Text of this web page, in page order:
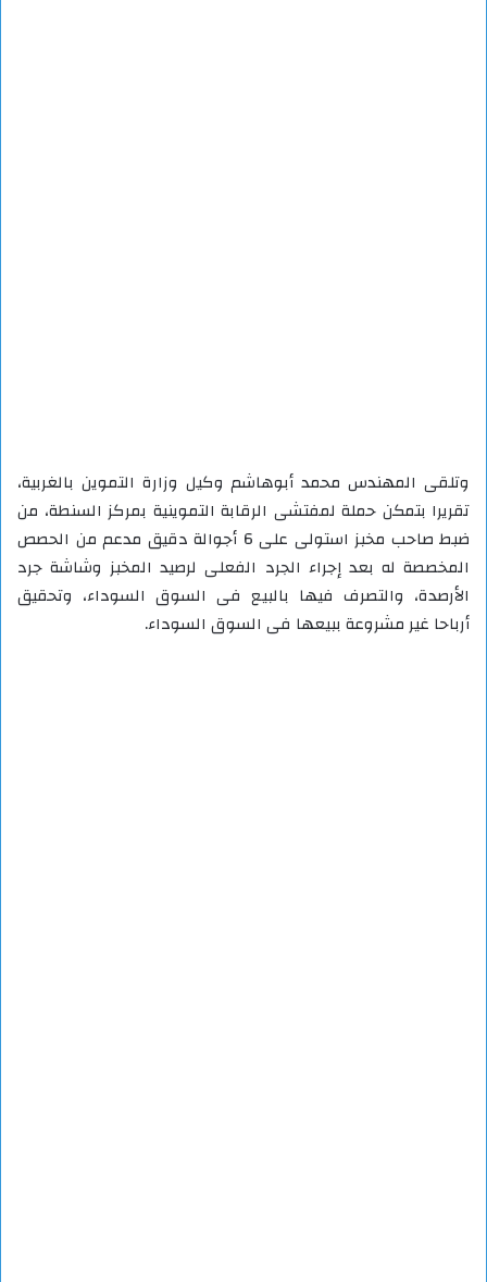
وتلقى المهندس محمد أبوهاشم وكيل وزارة التموين بالغربية،
تقريرا بتمكن حملة لمفتشى الرقابة التموينية بمركز السنطة، من
ضبط صاحب مخبز استولى على 6 أجوالة دقيق مدعم من الحصص
المخصصة له بعد إجراء الجرد الفعلى لرصيد المخبز وشاشة جرد
الأرصدة، والتصرف فيها بالبيع فى السوق السوداء، وتحقيق
أرباحا غير مشروعة ببيعها فى السوق السوداء.